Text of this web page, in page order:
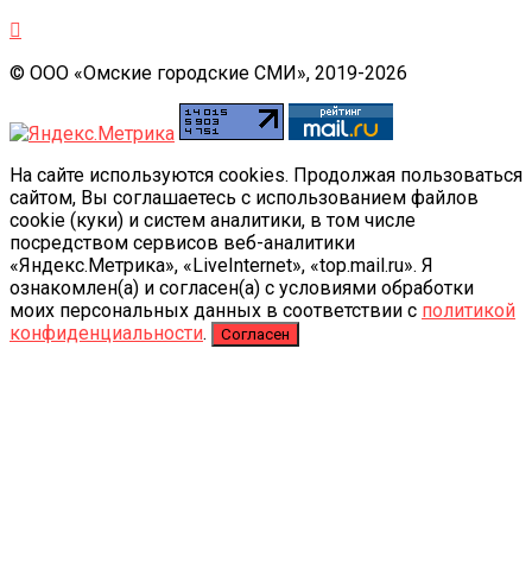
© ООО «Омские городские СМИ», 2019-2026
На сайте используются cookies. Продолжая пользоваться
сайтом, Вы соглашаетесь с использованием файлов
cookie (куки) и систем аналитики, в том числе
посредством сервисов веб-аналитики
«Яндекс.Метрика», «LiveInternet», «top.mail.ru». Я
ознакомлен(а) и согласен(а) с условиями обработки
моих персональных данных в соответствии с политикой
конфиденциальности. Согласен